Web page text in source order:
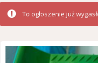
To ogłoszenie już